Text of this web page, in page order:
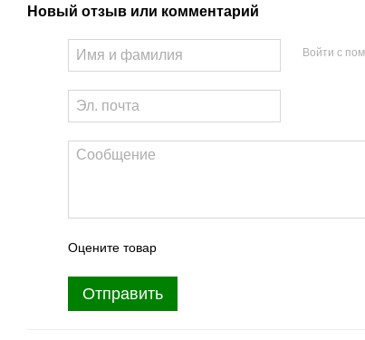
Новый отзыв или комментарий
Войти с
Оцените товар
Отправить